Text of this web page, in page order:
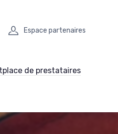
Espace partenaires
de prestataires